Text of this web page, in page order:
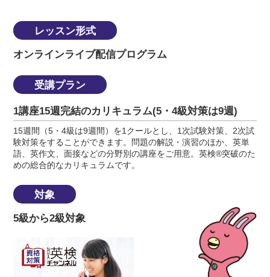
レッスン形式
オンラインライブ配信プログラム
受講プラン
1講座15週完結のカリキュラム(5・4級対策は9週)
15週間（5・4級は9週間）を1クールとし、1次試験対策、2次試
験対策をすることができます。問題の解説・演習のほか、英単
語、英作文、面接などの分野別の講座をご用意。英検®突破のた
めの総合的なカリキュラムです。
対象
5級から2級対象